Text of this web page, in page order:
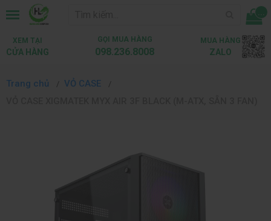
...
XEM TẠI
CỬA HÀNG
GỌI MUA HÀNG
098.236.8008
MUA HÀNG
ZALO
Trang chủ
VỎ CASE